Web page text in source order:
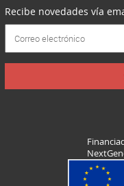
Recibe novedades vía